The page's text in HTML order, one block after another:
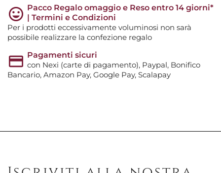
Pacco Regalo omaggio e Reso entro 14 giorni*
| Termini e Condizioni
Per i prodotti eccessivamente voluminosi non sarà
possibile realizzare la confezione regalo
Pagamenti sicuri
con Nexi (carte di pagamento), Paypal, Bonifico
Bancario, Amazon Pay, Google Pay, Scalapay